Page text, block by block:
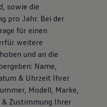
sowie die
pro Jahr. Bei der
für einen
weitere
und an die
Name,
& Uhrzeit Ihrer
Modell, Marke,
Zustimmung Ihrer